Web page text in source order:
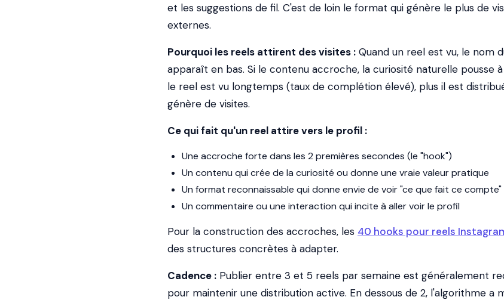
et les suggestions de fil. C'est de loin le format qui génère le plus de
externes.
Pourquoi les reels attirent des visites : Quand un reel est vu, le nom
apparaît en bas. Si le contenu accroche, la curiosité naturelle pousse à
le reel est vu longtemps (taux de complétion élevé), plus il est
génère de visites.
Ce qui fait qu'un reel attire vers le profil :
Une accroche forte dans les 2 premières secondes (le "hook")
Un contenu qui crée de la curiosité ou donne une vraie valeur pratique
Un format reconnaissable qui donne envie de voir "ce que fait ce compte"
Un commentaire ou une interaction qui incite à aller voir le profil
Pour la construction des accroches, les 40 hooks pour reels
des structures concrètes à adapter.
Cadence : Publier entre 3 et 5 reels par semaine est généralement
pour maintenir une distribution active. En dessous de 2, l'algorithme a